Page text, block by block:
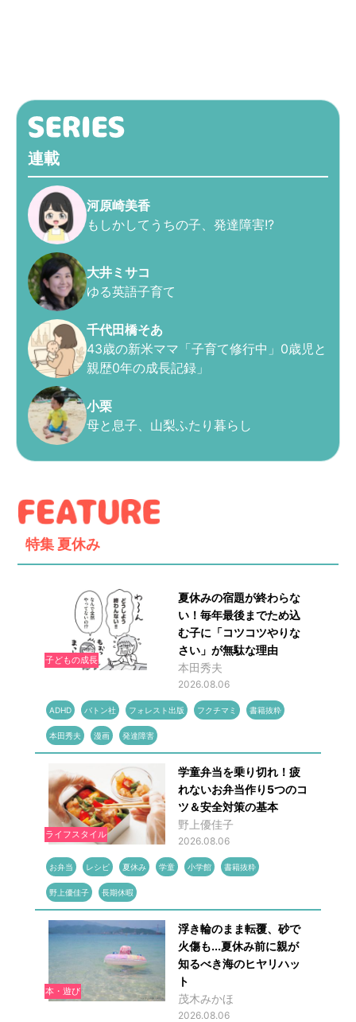
連載
河原崎美香
もしかしてうちの子、発達障害!?
大井ミサコ
ゆる英語子育て
千代田橋そあ
43歳の新米ママ「子育て修行中」0歳児と
親歴0年の成長記録」
小栗
母と息子、山梨ふたり暮らし
特集 夏休み
子どもの成長
夏休みの宿題が終わらな
い！毎年最後までため込
む子に「コツコツやりな
さい」が無駄な理由
本田秀夫
2026.08.06
ADHD バトン社 フォレスト出版 フクチマミ 書籍抜粋
本田秀夫 漫画 発達障害
ライフスタイル
学童弁当を乗り切れ！疲
れないお弁当作り5つのコ
ツ＆安全対策の基本
野上優佳子
2026.08.06
お弁当 レシピ 夏休み 学童 小学館 書籍抜粋
野上優佳子 長期休暇
本・遊び
浮き輪のまま転覆、砂で
火傷も...夏休み前に親が
知るべき海のヒヤリハッ
ト
茂木みかほ
2026.08.06